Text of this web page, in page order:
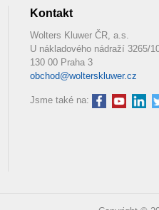
Kontakt
Wolters Kluwer ČR, a.s.
U nákladového nádraží 3265/
130 00 Praha 3
obchod@wolterskluwer.cz
Jsme také na: